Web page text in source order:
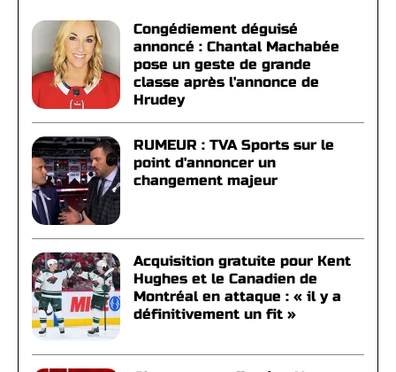
Congédiement déguisé
annoncé : Chantal Machabée
pose un geste de grande
classe après l'annonce de
Hrudey
RUMEUR : TVA Sports sur le
point d'annoncer un
changement majeur
Acquisition gratuite pour Kent
Hughes et le Canadien de
Montréal en attaque : « il y a
définitivement un fit »